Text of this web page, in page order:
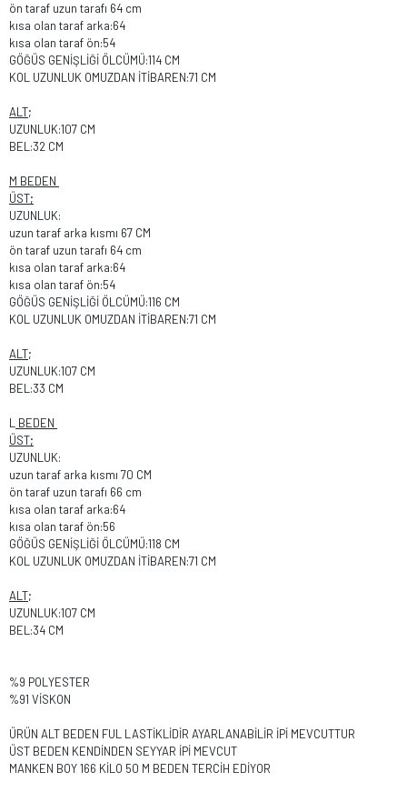
ön taraf uzun tarafı 64 cm
kısa olan taraf arka:64
kısa olan taraf ön:54
GÖĞÜS GENİŞLİĞİ ÖLCÜMÜ:114 CM
KOL UZUNLUK OMUZDAN İTİBAREN:71 CM
ALT;
UZUNLUK:107 CM
BEL:32 CM
M BEDEN
ÜST;
UZUNLUK:
uzun taraf arka kısmı 67 CM
ön taraf uzun tarafı 64 cm
kısa olan taraf arka:64
kısa olan taraf ön:54
GÖĞÜS GENİŞLİĞİ ÖLCÜMÜ:116 CM
KOL UZUNLUK OMUZDAN İTİBAREN:71 CM
ALT;
UZUNLUK:107 CM
BEL:33 CM
L BEDEN
ÜST;
UZUNLUK:
uzun taraf arka kısmı 70 CM
ön taraf uzun tarafı 66 cm
kısa olan taraf arka:64
kısa olan taraf ön:56
GÖĞÜS GENİŞLİĞİ ÖLCÜMÜ:118 CM
KOL UZUNLUK OMUZDAN İTİBAREN:71 CM
ALT;
UZUNLUK:107 CM
BEL:34 CM
%9 POLYESTER
%91 VİSKON
ÜRÜN ALT BEDEN FUL LASTİKLİDİR AYARLANABİLİR İPİ MEVCUTTUR
ÜST BEDEN KENDİNDEN SEYYAR İPİ MEVCUT
MANKEN BOY 166 KİLO 50 M BEDEN TERCİH EDİYOR